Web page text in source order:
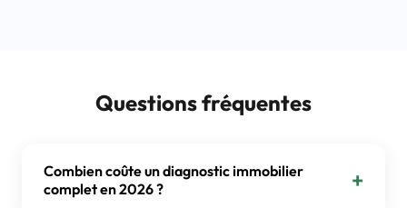
Questions fréquentes
Combien coûte un diagnostic immobilier
complet en 2026 ?